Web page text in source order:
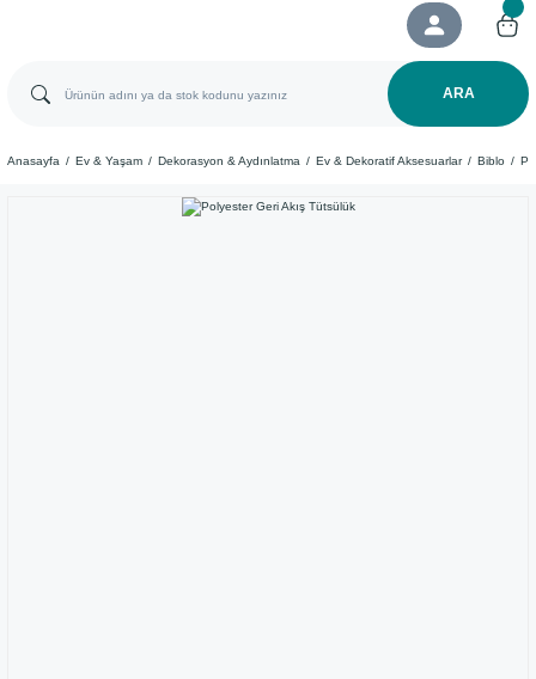
ARA
Anasayfa Ev & Yaşam Dekorasyon & Aydınlatma Ev & Dekoratif Aksesuarlar Biblo